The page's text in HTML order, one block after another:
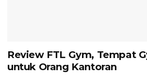
Review FTL Gym, Tempat
untuk Orang Kantoran